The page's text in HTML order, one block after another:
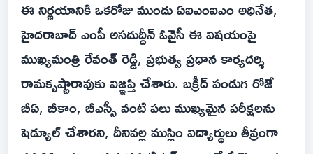
ఈ నిర్ణయానికి ఒకరోజు ముందు ఏఐఎంఐఎం అధినేత,
హైదరాబాద్ ఎంపీ అసదుద్దీన్ ఓవైసీ ఈ విషయంపై
ముఖ్యమంత్రి రేవంత్ రెడ్డి, ప్రభుత్వ ప్రధాన కార్యదర్శి
రామకృష్ణారావుకు విజ్ఞప్తి చేశారు. బక్రీద్ పండుగ రోజే
బీఏ, బీకాం, బీఎస్సీ వంటి పలు ముఖ్యమైన పరీక్షలను
షెడ్యూల్ చేశారని, దీనివల్ల ముస్లిం విద్యార్థులు తీవ్రంగా